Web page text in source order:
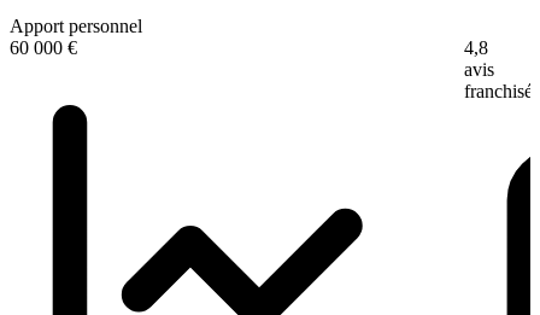
Apport personnel
60 000 €
4,8
avis
franchisé